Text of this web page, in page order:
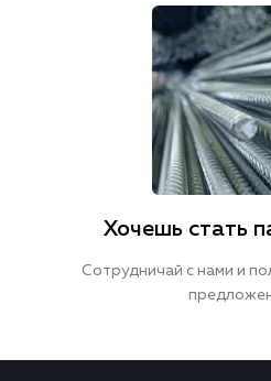
Хочешь стать
Сотрудничай с нами и